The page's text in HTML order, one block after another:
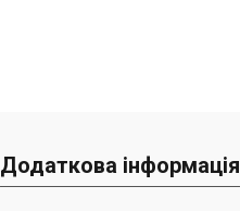
Додаткова інформація